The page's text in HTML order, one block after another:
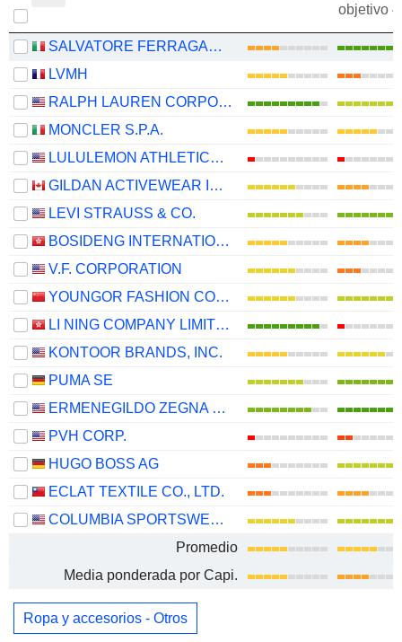
objetivo
SALVATORE FERRAGAMO S.P.A.
LVMH
RALPH LAUREN CORPORATION
MONCLER S.P.A.
LULULEMON ATHLETICA INC.
GILDAN ACTIVEWEAR INC.
LEVI STRAUSS & CO.
BOSIDENG INTERNATIONAL HOLDINGS LIMITED
V.F. CORPORATION
YOUNGOR FASHION CO., LTD.
LI NING COMPANY LIMITED
KONTOOR BRANDS, INC.
PUMA SE
ERMENEGILDO ZEGNA N.V.
PVH CORP.
HUGO BOSS AG
ECLAT TEXTILE CO., LTD.
COLUMBIA SPORTSWEAR COMPANY
Promedio
Media ponderada por Capi.
Ropa y accesorios - Otros